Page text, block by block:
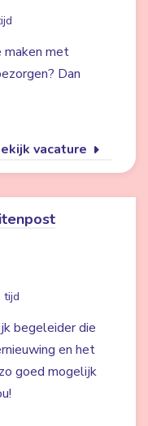
maken met
Dan
vacature
tijd
begeleider die
en het
goed mogelijk